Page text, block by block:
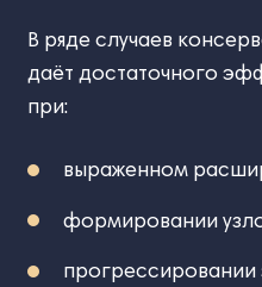
В ряде случаев
даёт достаточного
при:
выраженном
формировании
прогрессировании